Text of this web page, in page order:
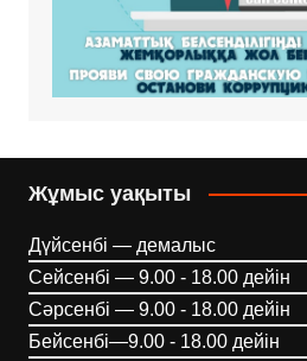
Жұмыс уақыты
Дүйсенбі — демалыс
Сейсенбі — 9.00 - 18.00 дейін
Сәрсенбі — 9.00 - 18.00 дейін
Бейсенбі—9.00 - 18.00 дейін